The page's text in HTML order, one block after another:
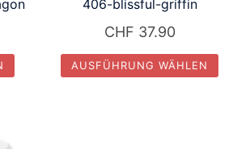
406-blissful-griffin
CHF 37.90
AUSFÜHRUNG WÄHLEN